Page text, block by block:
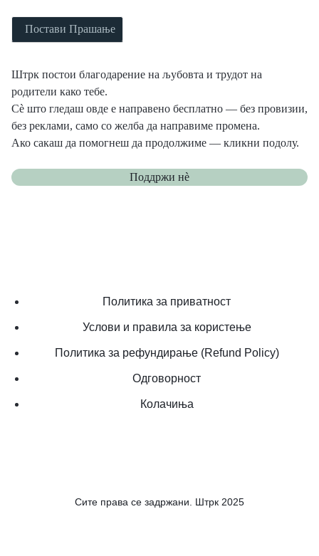
Постави Прашање
Штрк постои благодарение на љубовта и трудот на
родители како тебе.
Сè што гледаш овде е направено бесплатно — без провизии,
без реклами, само со желба да направиме промена.
Ако сакаш да помогнеш да продолжиме — кликни подолу.
Поддржи нѐ
Политика за приватност
Услови и правила за користење
Политика за рефундирање (Refund Policy)
Одговорност
Колачиња
Сите права се задржани. Штрк 2025